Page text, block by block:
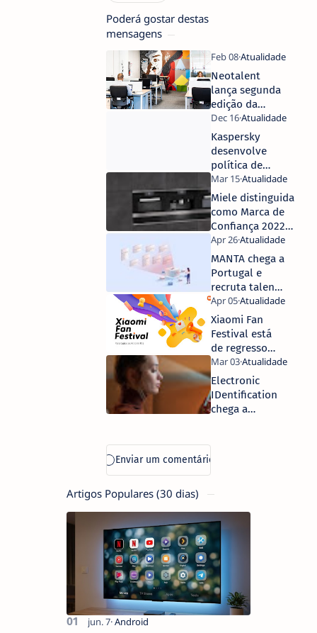
Poderá gostar destas
mensagens
Neotalent
lança segunda
edição da
iniciativa
“Refer a
Talent”
Kaspersky
desenvolve
política de
cibersegurança
para
dispositivos
biónicos
Miele distinguida
como Marca de
Confiança 2022
na categoria de
Grandes
Eletrodomésticos
MANTA chega a
Portugal e
recruta talento
nacional para a
sua operação
Xiaomi Fan
Festival está
de regresso
com ofertas
exclusivas e
experiências
únicas
Electronic
IDentification
chega a
remota
Artigos Populares (30 dias)